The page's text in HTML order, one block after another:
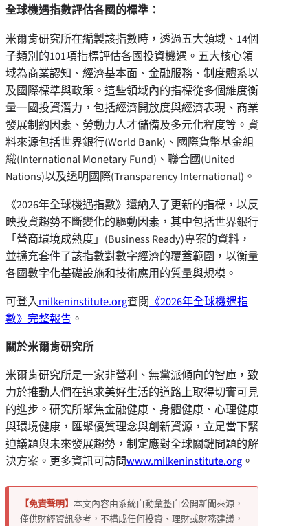
全球機遇指數評估各國的標準：
米爾肯研究所在編製該指數時，透過五大領域、14個
子類別的101項指標評估各國投資機遇。五大核心領
域為商業認知、經濟基本面、金融服務、制度體系以
及國際標準與政策。這些領域內的指標從多個維度衡
量一國投資潛力，包括經濟開放度與經濟表現、商業
發展制約因素、勞動力人才儲備及多元化程度等。資
料來源包括世界銀行(World Bank)、國際貨幣基金組
織(International Monetary Fund)、聯合國(United
Nations)以及透明國際(Transparency International)。
《2026年全球機遇指數》還納入了更新的指標，以反
映投資趨勢不斷變化的驅動因素，其中包括世界銀行
「營商環境成熟度」(Business Ready)專案的資料，
並擴充套件了該指數對數字經濟的覆蓋範圍，以衡量
各國數字化基礎設施和技術應用的質量與規模。
可登入milkeninstitute.org查閱 《2026年全球機遇指
數》完整報告 。
關於米爾肯研究所
米爾肯研究所是一家非營利、無黨派傾向的智庫，致
力於推動人們在追求美好生活的道路上取得切實可見
的進步。研究所聚焦金融健康、身體健康、心理健康
與環境健康，匯聚優質理念與創新資源，立足當下緊
迫議題與未來發展趨勢，制定應對全球關鍵問題的解
決方案。更多資訊可訪問www.milkeninstitute.org 。
【免責聲明】 本文內容由系統自動彙整自公開新聞來源，
僅供財經資訊參考，不構成任何投資、理財或財務建議，